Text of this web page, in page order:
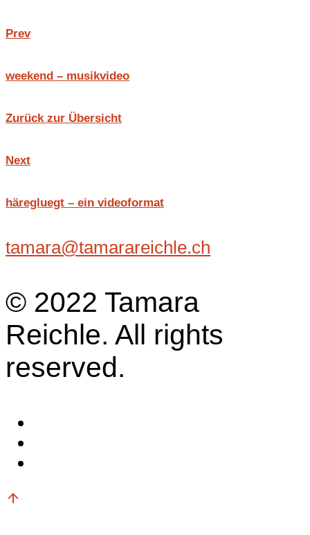
Prev
weekend – musikvideo
Zurück zur Übersicht
Next
häregluegt – ein videoformat
tamara@tamarareichle.ch
© 2022 Tamara
Reichle. All rights
reserved.